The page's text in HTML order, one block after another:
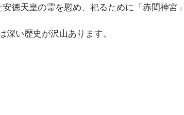
徳天皇の霊を慰め、祀るために「赤間神宮
深い歴史が沢山あります。